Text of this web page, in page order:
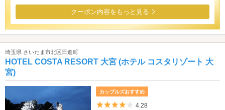
クーポン内容をもっと見る
埼玉県 さいたま市北区日進町
HOTEL COSTA RESORT 大宮 (ホテル コスタリゾート 大
宮)
カップルズおすすめ
5つ星のうち4
4.28